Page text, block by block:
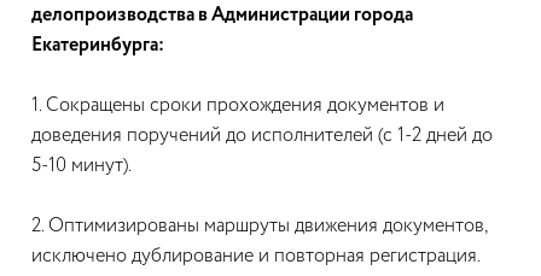
делопроизводства в Администрации города
Екатеринбурга:
1. Сокращены сроки прохождения документов и
доведения поручений до исполнителей (с 1-2 дней до
5-10 минут).
2. Оптимизированы маршруты движения документов,
исключено дублирование и повторная регистрация.